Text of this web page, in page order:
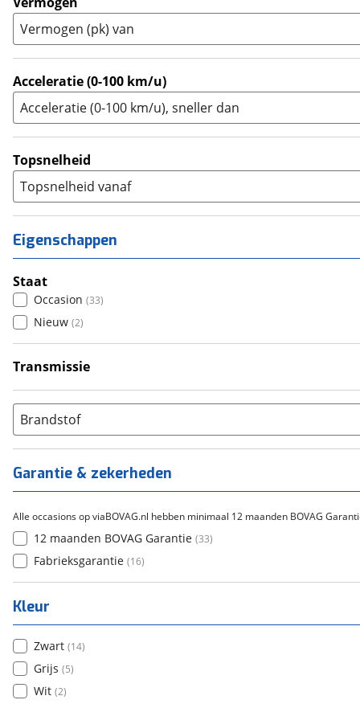
Trike (0)
Zijspan 0)
Vermogen (pk) van
Acceleratie (0-100 km/u)
Acceleratie (0-100 km/u), sneller dan
Topsnelheid
Topsnelheid vanaf
Eigenschappen
Staat
Occasion (33)
Nieuw (2)
Transmissie
Brandstof
Garantie & zekerheden
Alle occasions op viaBOVAG.nl hebben minimaal 12 maanden BOVAG
12 maanden BOVAG Garantie (33)
Fabrieksgarantie (16)
Kleur
Zwart (14)
Grijs (5)
Wit (2)